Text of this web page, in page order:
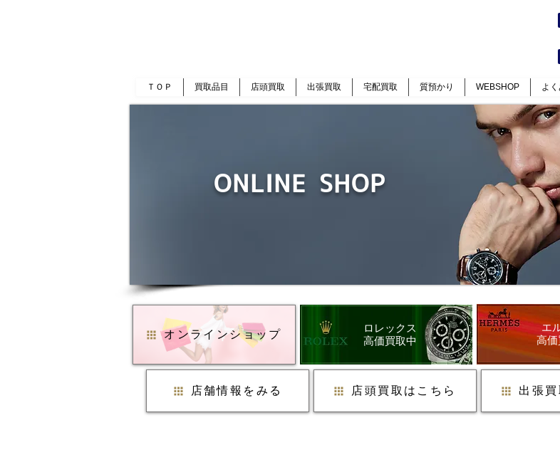
ＴＯＰ 買取品目 店頭買取 出張買取 宅配買取 質預かり WEBSHOP よ
ONLINE SHOP
オンラインショップ
ロレックス
​高価買取中
エ
高価
店舗情報をみる 店頭買取はこちら 出張買